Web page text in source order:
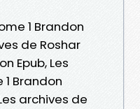
1 Brandon
de Roshar
Epub, Les
Brandon
archives de